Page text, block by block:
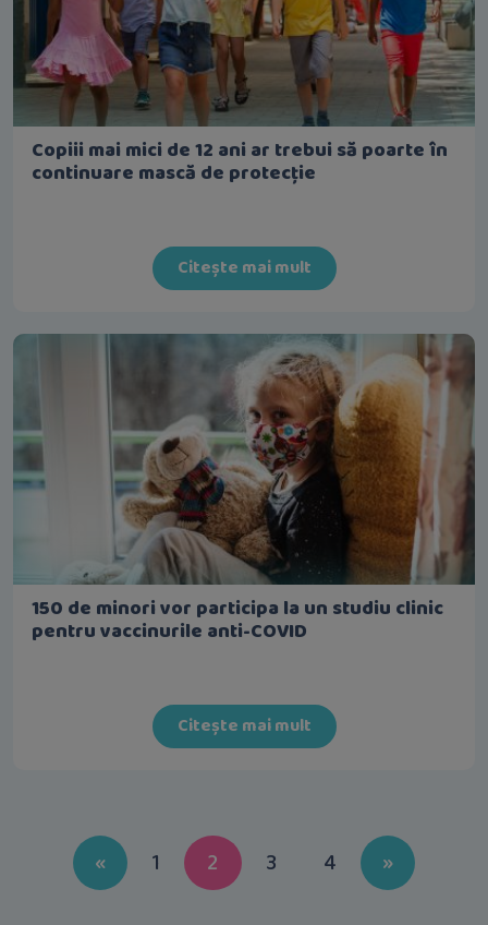
Copiii mai mici de 12 ani ar trebui să poarte în
continuare mască de protecție
Citește mai mult
150 de minori vor participa la un studiu clinic
pentru vaccinurile anti-COVID
Citește mai mult
«Previous
1 2 3 4 »Next